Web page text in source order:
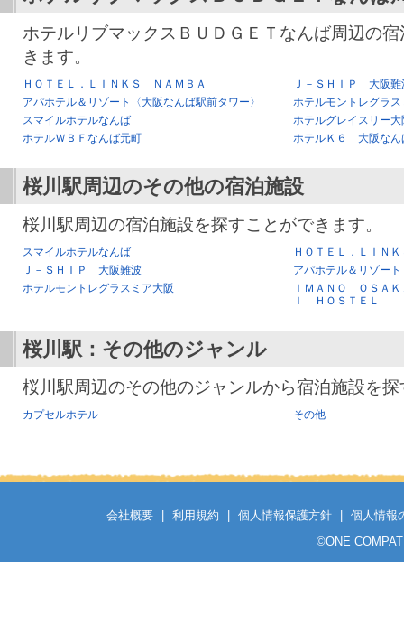
ホテルリブマックスＢＵＤＧＥＴなんば周辺の
きます。
ＨＯＴＥＬ．ＬＩＮＫＳ ＮＡＭＢＡ
Ｊ－ＳＨＩＰ 大阪難
アパホテル＆リゾート〈大阪なんば駅前タワー〉
ホテルモントレグラス
スマイルホテルなんば
ホテルグレイスリー大
ホテルＷＢＦなんば元町
ホテルＫ６ 大阪なん
桜川駅周辺のその他の宿泊施設
桜川駅周辺の宿泊施設を探すことができます。
スマイルホテルなんば
ＨＯＴＥＬ．ＬＩＮ
Ｊ－ＳＨＩＰ 大阪難波
アパホテル＆リゾー
ホテルモントレグラスミア大阪
ＩＭＡＮＯ ＯＳＡ
Ｉ ＨＯＳＴＥＬ
桜川駅 ：その他のジャンル
桜川駅周辺のその他のジャンルから宿泊施設を
カプセルホテル その他
会社概要 利用規約 個人情報保護方針
個人情報
©ONE